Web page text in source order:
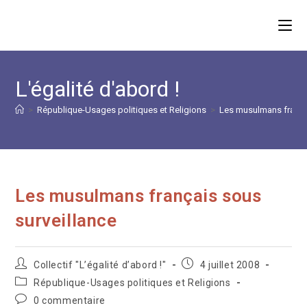
L'égalité d'abord !
> République-Usages politiques et Religions > Les musulmans
Les musulmans français sous
surveillance
Auteur/autrice
de
la
publication :
Collectif "L’égalité d’abord !"
Publication
4 juillet 2008
Post
category:
République-Usages politiques et Religions
Commentaires
0 commentaire